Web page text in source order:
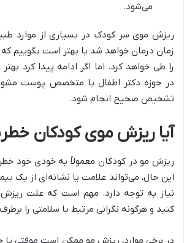
می‌شود.
ریزش موی سر کودک در بسیاری از موارد
زمان درمان خواهد شد یا بهتر است بگوییم
را طی خواهد کرد. اما اگر ادامه پیدا کرد
در حوزه دکتر اطفال یا متخصص پوست
تشخیص صحیح انجام شود.
آیا ریزش موی کودکان
ریزش مو در کودکان معمولاً به خودی خود
این حال، می‌تواند علامت یا نشانه‌ای از یک
نیاز به توجه دارد. مهم است که علت ریزش
کنید و هر‌گونه نگرانی مرتبط با سلامتی را
در برخی موارد، ریزش مو ممکن است موقتی یا